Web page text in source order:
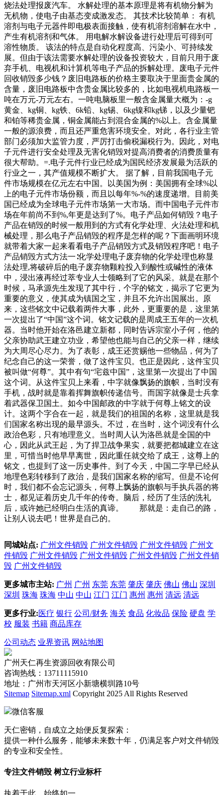
烧法处理报废汽车。 水解处理的基本原理是将有机物分解为
无机物，使电子由基态变成激发态。 其技术比较简单： 有机
溶剂与电子元器件即电极表面接触，使有机溶剂溶解在水中，
产生有机溶剂和气体。 用电解水解设备进行处理后可得到可
溶性物质。 该法的特点是自动化程度高、污染小、可持续发
展。但由于该法需要水解处理的设备投资较大，目前只用于废
弃手机、电视机和计算机等电子产品的拆解处理。废电子元件
回收销毁多少钱？废旧电路板的价格主要取决于里面贵金属的
含量，废旧电路板中含贵金属比较多的，比如电视机电路板一
吨在万元-万元左右。一吨电脑板里一般含金属量大概为：-g
黄金、kg铜、kg铁、6k铅、kg锡、6kg镍和kg锑，以及少量钯
和铂等稀贵金属，铜金属能占到混合金属的%以上。含金属量
一般的源浪费，而且还严重危害环境安全。对此，各行业主管
部门必须加大监管力度，严厉打击偷税漏税行为。因此，对电
子元件进行安全处理及无害化销毁对提高消费者的消费质量有
很大帮助。=.电子元件行业已经成为国民经济发展最为活跃的
行业之一，其产值规模不断扩大。 据了解，目前我国电子元
件市场规模在亿元左右中国。以美国为例：美国拥有全球%以
上的电子元件市场份额，而且以每年%-%的速度递增。目前美
国已经成为全球电子元件市场第一大市场。而中国电子元件市
场在年前尚不到%,年更是达到了%。电子产品如何销毁？电子
产品在销毁的时候一般用到的方式有化学处理、火法处理和机
械处理，那么电子产品销毁的程序是怎样的呢？下面画明环境
就带着大家一起来看看电子产品销毁方式及销毁程序吧！电子
产品销毁方式方法一∶化学处理电子废弃物的化学处理也称显
法处理,将破碎后的电子废弃物颗粒投入到酸性或碱性的液体
中，浸出液再经过萃专业人士领略到了它的风采。就是在那个
时候，马承源先生发现了其中行，个字的铭文，揭示了它更为
重要的意义，使其成为镇国之宝，并且不允许出国展出。原
来，这些铭文中记载着两件大事，此外，更重要的是，这里第
一次提出了“中国”这个词。铭文记载的是周成王五年的一次机
器。当时他开始在洛邑建立新都，同时告诉宗室小子何，他的
父亲协助武王建立功业，希望他也能与自己的父亲一样，继续
为大周尽心尽力。为了表彰，成王还赏赐他一些物品，何为了
纪念自己的这一荣誉，做了这件宝贝。也正是因此，这件宝贝
被叫做“何尊”。其中有句“宅兹中国”，这里第一次提出了中国
这个词。从这件宝贝上来看，中字就像飘扬的旗帜，当时没有
手机，战时就是靠着挥舞旗帜传递信号。而国字就像是士兵拿
着武器保卫国土。如今中国邮政的中字就于何尊上铭文的设
计。这两个字合在一起，就是我们的祖国的名称，这里就是我
们国家名称出现的最早源头。不过，在当时，这个词没有什么
政治色彩，只有地理意义。当时周人认为洛邑就是全国的中
心，因此从武王起，为了捍卫战争果实，就要把都城建立在这
里，可惜当时他早早离世，因此重任就交给了成王，这尊上的
铭文，也提到了这一历史事件。到了今天，中国二字早已经从
地理色彩转移到了政治，是我们国家名称的缩写。但是不论何
时，我们都不会忘记源头，何尊上飘扬的旗帜与手执兵器的将
士，都见证着历史几千年的传奇。脑后，经历了生活的洗礼
后，或许她已经明白生活的真谛。 那就是：走自己的路，
让别人说去吧！世界是自己的。
同城站点: 广州文件销毁 广州文件销毁 广州文件销毁 广州文
件销毁 广州文件销毁 广州文件销毁 广州文件销毁 广州文件销
毁 广州文件销毁
更多城市主站: 广州 广州 东莞 东莞 肇庆 肇庆 佛山 佛山 深圳
深圳 珠海 珠海 中山 中山 江门 江门 惠州 惠州 清远 清远
更多行业:医疗 银行 公司/财务 海关 食品 化妆品 保险 硬盘 学
校 服装 书籍 商品库存
公司动态 业界资讯 网站地图
广州天仁再生资源回收有限公司
咨询热线：13711115910
地址：广州市天河区小新塘横圳路10号
Sitemap Sitemap.xml Copyright 2025 All Rights Reserved
微信客服
天仁密销，自成立之始便反复探索：
提供一种什么服务，能够未来数十年，仍满足客户对文件销毁
的专业和安全性。
专注文件销毁 树立行业标杆
执着于此，始终如一